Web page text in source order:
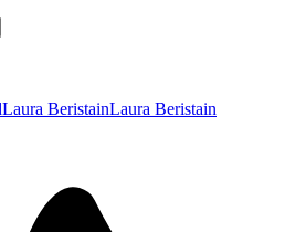
Laura BeristainLaura Beristain